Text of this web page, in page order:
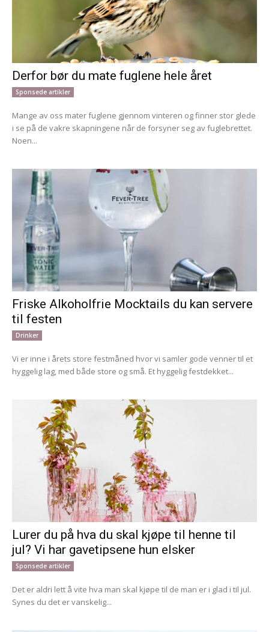
Derfor bør du mate fuglene hele året
Sponsede artikler
Mange av oss mater fuglene gjennom vinteren og finner stor glede
i se på de vakre skapningene når de forsyner seg av fuglebrettet.
Noen...
Friske Alkoholfrie Mocktails du kan servere
til festen
Drinker
Vi er inne i årets store festmåned hvor vi samler gode venner til et
hyggelig lag, med både store og små. Et hyggelig festdekket...
Lurer du på hva du skal kjøpe til henne til
jul? Vi har gavetipsene hun elsker
Sponsede artikler
Det er aldri lett å vite hva man skal kjøpe til de man er i glad i til jul.
Synes du det er vanskelig...